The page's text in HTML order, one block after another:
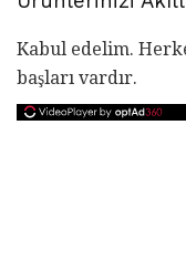
Kabul edelim.
başları vardır.